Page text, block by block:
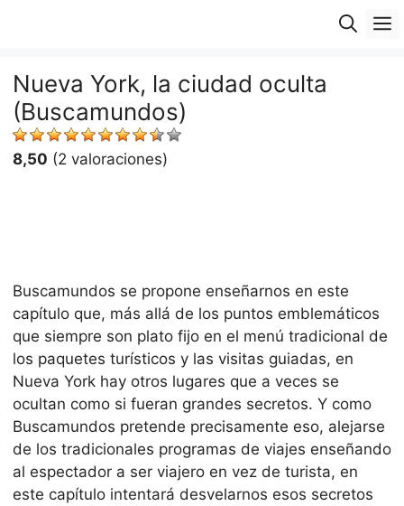
Nueva York, la ciudad oculta
(Buscamundos)
8,50 (2 valoraciones)
Buscamundos se propone enseñarnos en este
capítulo que, más allá de los puntos emblemáticos
que siempre son plato fijo en el menú tradicional de
los paquetes turísticos y las visitas guiadas, en
Nueva York hay otros lugares que a veces se
ocultan como si fueran grandes secretos. Y como
Buscamundos pretende precisamente eso, alejarse
de los tradicionales programas de viajes enseñando
al espectador a ser viajero en vez de turista, en
este capítulo intentará desvelarnos esos secretos